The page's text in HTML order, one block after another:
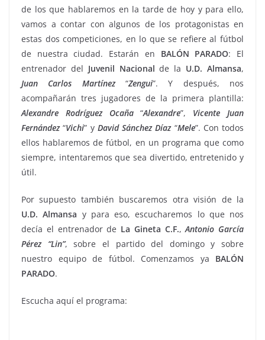
de los que hablaremos en la tarde de hoy y para ello,
vamos a contar con algunos de los protagonistas en
estas dos competiciones, en lo que se refiere al fútbol
de nuestra ciudad. Estarán en BALÓN PARADO: El
entrenador del Juvenil Nacional de la U.D. Almansa,
Juan
Carlos Martínez“Zengui”. Y después, nos
acompañarán tres jugadores de la primera plantilla:
Alexandre
Rodríguez Ocaña“Alexandre”, Vicente
Juan
Fernández“Vichi” y David Sánchez Díaz“Mele”. Con todos
ellos hablaremos de fútbol, en un programa que como
siempre, intentaremos que sea divertido, entretenido y
útil.
Por supuesto también buscaremos otra visión de la
U.D. Almansa y para eso, escucharemos lo que nos
decía el entrenador de La Gineta C.F.,Antonio García
Pérez “Lin”, sobre el partido del domingo y sobre
nuestro equipo de fútbol. Comenzamos ya BALÓN
PARADO.
Escucha aquí el programa: